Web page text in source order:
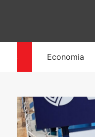
Economia